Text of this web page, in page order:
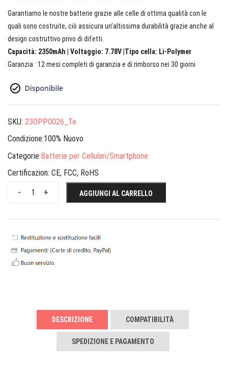
Garantiamo le nostre batterie grazie alle celle di ottima qualità con le
quali sono costruite, ciò assicura un’altissima durabilità grazie anche al
design costruttivo privo di difetti.
Capacità: 2350mAh | Voltaggio: 7.78V |Tipo cella: Li-Polymer
Garanzia : 12 mesi completi di garanzia e di rimborso nei 30 giorni
SKU: 23OPP0026_Te
Condizione:100% Nuovo
Categorie:Batterie per Cellulari/Smartphone
Certificazion: CE, FCC, RoHS
+
- AGGIUNGI AL CARRELLO
DESCRIZIONE COMPATIBILITÀ
SPEDIZIONE E PAGAMENTO